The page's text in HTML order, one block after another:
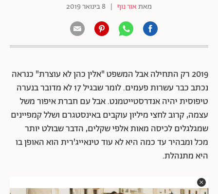
מאתאור נוף | 8 בינואר 2019
2019 רק התחילה אבל המשפט "אלין כהן לא עוצרת" כנראה
נכתב כבר עשרות פעמים. לומר שבגיל 17 לא מדובר בנערה
טיפוסית יהיה אנדרסטייטמנט. אבל עם חברת איפור משל
עצמה, קרוב לחצי מיליון עוקבים באינסטגרם ושלל קמפיינים
שמגלגלים לכיסה מאות אלפי שקלים, הדבר שבולט יותר
מכל ומבהיר עד כמה היא לא עודטינאייג'רית הוא האופן בו
היא מתנהלת.